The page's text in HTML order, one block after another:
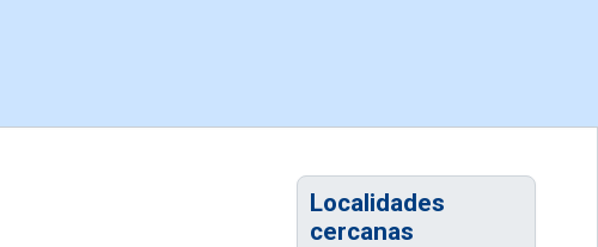
Localidades
cercanas